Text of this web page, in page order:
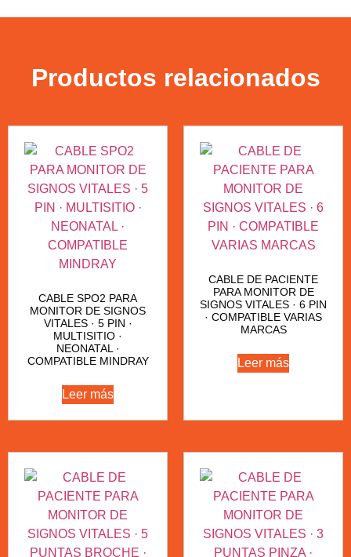
Productos relacionados
CABLE SPO2 PARA
MONITOR DE SIGNOS
VITALES · 5 PIN ·
MULTISITIO ·
NEONATAL ·
COMPATIBLE MINDRAY
Leer más
CABLE DE PACIENTE
PARA MONITOR DE
SIGNOS VITALES · 6 PIN
· COMPATIBLE VARIAS
MARCAS
Leer más